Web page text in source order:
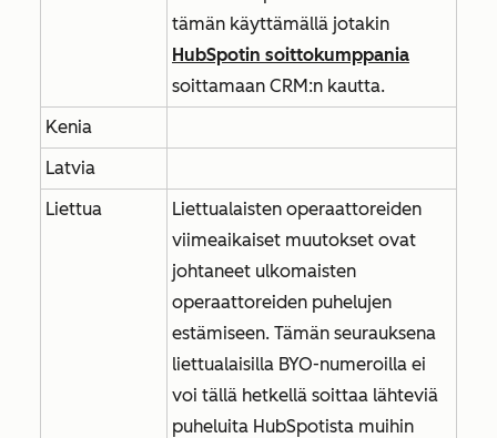
tämän käyttämällä jotakin
HubSpotin soittokumppania
soittamaan CRM:n kautta.
Kenia
Latvia
Liettua
Liettualaisten operaattoreiden
viimeaikaiset muutokset ovat
johtaneet ulkomaisten
operaattoreiden puhelujen
estämiseen. Tämän seurauksena
liettualaisilla BYO-numeroilla ei
voi tällä hetkellä soittaa lähteviä
puheluita HubSpotista muihin